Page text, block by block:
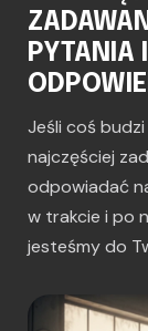
PYTANIA I
Jeśli coś
najczęściej
odpowiadać
w trakcie i po
jesteśmy do